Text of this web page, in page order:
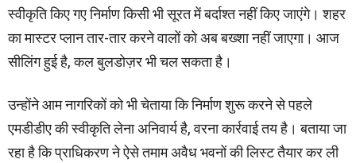
स्वीकृति किए गए निर्माण किसी भी सूरत में बर्दाश्त नहीं किए जाएंगे। शहर
का मास्टर प्लान तार-तार करने वालों को अब बख्शा नहीं जाएगा। आज
सीलिंग हुई है, कल बुलडोज़र भी चल सकता है।
उन्होंने आम नागरिकों को भी चेताया कि निर्माण शुरू करने से पहले
एमडीडीए की स्वीकृति लेना अनिवार्य है, वरना कार्रवाई तय है। बताया जा
रहा है कि प्राधिकरण ने ऐसे तमाम अवैध भवनों की लिस्ट तैयार कर ली